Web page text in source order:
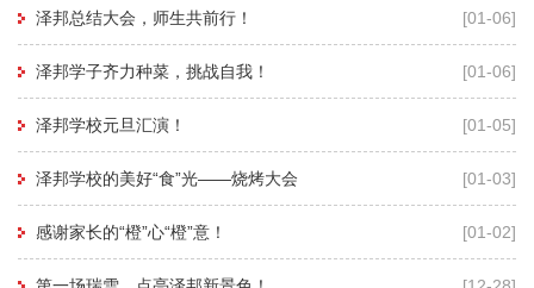
泽邦总结大会，师生共前行！ [01-06]
泽邦学子齐力种菜，挑战自我！ [01-06]
泽邦学校元旦汇演！ [01-05]
泽邦学校的美好“食”光——烧烤大会 [01-03]
感谢家长的“橙”心“橙”意！ [01-02]